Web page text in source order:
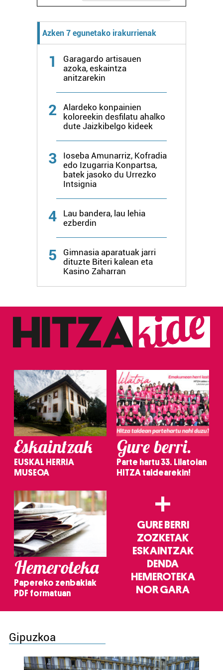
Azken 7 egunetako irakurrienak
1
Garagardo artisauen
azoka, eskaintza
anitzarekin
2
Alardeko konpainien
koloreekin desfilatu ahalko
dute Jaizkibelgo kideek
3
Ioseba Amunarriz, Kofradia
edo Izugarria Konpartsa,
batek jasoko du Urrezko
Intsignia
4
Lau bandera, lau lehia
ezberdin
5
Gimnasia aparatuak jarri
dituzte Biteri kalean eta
Kasino Zaharran
Eskaintzak
EUSKAL HERRIA
MUSEOA
Gure berri.
Parte hartu 33. Lilatoian
HITZA taldearekin!
Hemeroteka
Papereko zenbakiak
PDF formatuan
+
GURE BERRI
ZOZKETAK
ESKAINTZAK
DENDA
HEMEROTEKA
NOR GARA
Gipuzkoa